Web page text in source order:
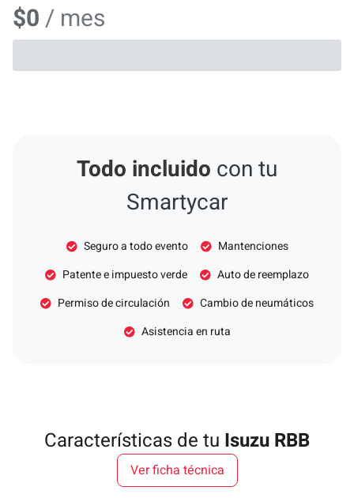
$0/ mes
Todo incluido con tu
Smartycar
Seguro a todo evento
Mantenciones
Patente e impuesto verde
Auto de reemplazo
Permiso de circulación
Cambio de neumáticos
Asistencia en ruta
Características de tu Isuzu RBB
Ver ficha técnica